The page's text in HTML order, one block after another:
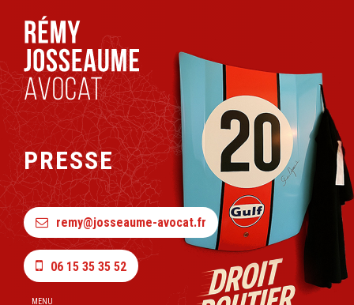
PRESSE
remy@josseaume-avocat.fr
06 15 35 35 52
MENU